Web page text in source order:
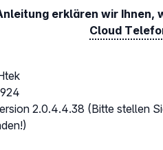
erklären wir Ihnen,
Cloud
2.0.4.4.38 (Bitte stellen